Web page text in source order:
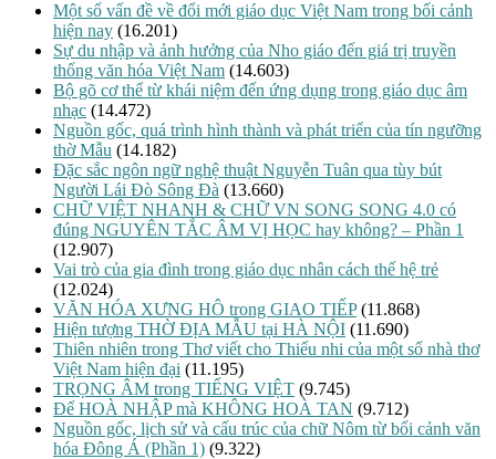
Một số vấn đề về đổi mới giáo dục Việt Nam trong bối cảnh
hiện nay (16.201)
Sự du nhập và ảnh hưởng của Nho giáo đến giá trị truyền
thống văn hóa Việt Nam (14.603)
Bộ gõ cơ thể từ khái niệm đến ứng dụng trong giáo dục âm
nhạc (14.472)
Nguồn gốc, quá trình hình thành và phát triển của tín ngưỡng
thờ Mẫu (14.182)
Đặc sắc ngôn ngữ nghệ thuật Nguyễn Tuân qua tùy bút
Người Lái Đò Sông Đà (13.660)
CHỮ VIỆT NHANH & CHỮ VN SONG SONG 4.0 có
đúng NGUYÊN TẮC ÂM VỊ HỌC hay không? – Phần 1
(12.907)
Vai trò của gia đình trong giáo dục nhân cách thế hệ trẻ
(12.024)
VĂN HÓA XƯNG HÔ trong GIAO TIẾP (11.868)
Hiện tượng THỜ ĐỊA MẪU tại HÀ NỘI (11.690)
Thiên nhiên trong Thơ viết cho Thiếu nhi của một số nhà thơ
Việt Nam hiện đại (11.195)
TRỌNG ÂM trong TIẾNG VIỆT (9.745)
Để HOÀ NHẬP mà KHÔNG HOÀ TAN (9.712)
Nguồn gốc, lịch sử và cấu trúc của chữ Nôm từ bối cảnh văn
hóa Đông Á (Phần 1) (9.322)